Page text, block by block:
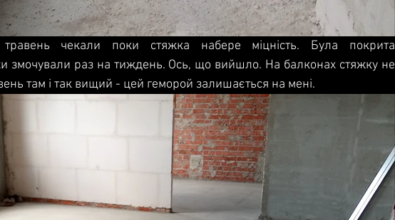
чекали поки стяжка набере міцність. Була покрита
змочували раз на тиждень. Ось, що вийшло. На балконах стяжку не
там і так вищий - цей геморой залишається на мені.